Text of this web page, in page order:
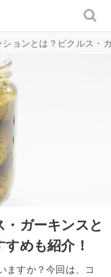
ョンとは？ピクルス・
・ガーキンスと
めも紹介！
ますか？今回は、コ